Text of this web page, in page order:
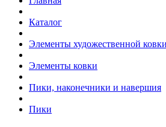
Каталог
Элементы художественной ковки
Элементы ковки
Пики, наконечники и навершия
Пики